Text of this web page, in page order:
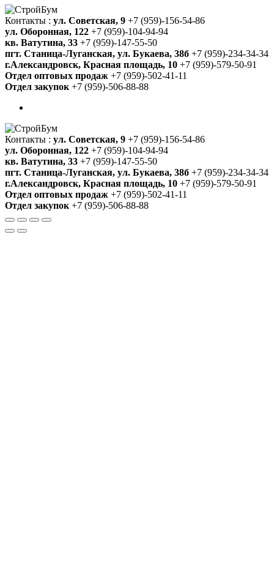
Контакты : ул. Советская, 9 +7 (959)-156-54-86
ул. Оборонная, 122 +7 (959)-104-94-94
кв. Ватутина, 33 +7 (959)-147-55-50
пгт. Станица-Луганская, ул. Букаева, 38б +7 (959)-234-34-34
г.Александровск, Красная площадь, 10 +7 (959)-579-50-91
Отдел оптовых продаж +7 (959)-502-41-11
Отдел закупок +7 (959)-506-88-88
Контакты : ул. Советская, 9 +7 (959)-156-54-86
ул. Оборонная, 122 +7 (959)-104-94-94
кв. Ватутина, 33 +7 (959)-147-55-50
пгт. Станица-Луганская, ул. Букаева, 38б +7 (959)-234-34-34
г.Александровск, Красная площадь, 10 +7 (959)-579-50-91
Отдел оптовых продаж +7 (959)-502-41-11
Отдел закупок +7 (959)-506-88-88